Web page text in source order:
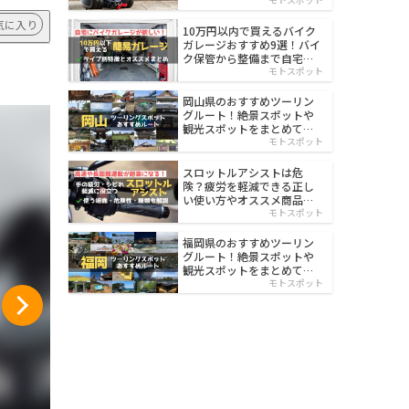
に入り
10万円以内で買えるバイク
ガレージおすすめ9選！バイ
ク保管から整備まで自宅で
モトスポット
岡山県のおすすめツーリン
グルート！絶景スポットや
観光スポットをまとめて紹
モトスポット
スロットルアシストは危
険？疲労を軽減できる正し
い使い方やオススメ商品を
モトスポット
福岡県のおすすめツーリン
グルート！絶景スポットや
観光スポットをまとめて紹
モトスポット